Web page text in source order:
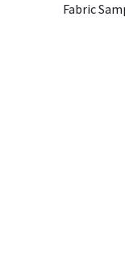
Fabric